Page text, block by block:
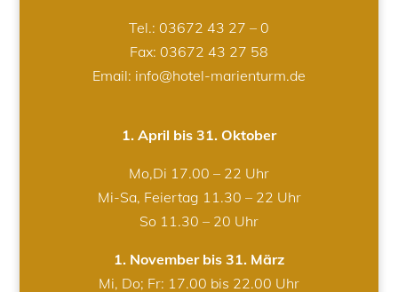
Tel.: 03672 43 27 – 0
Fax: 03672 43 27 58
Email: info@hotel-marienturm.de
1. April bis 31. Oktober
Mo,Di 17.00 – 22 Uhr
Mi-Sa, Feiertag 11.30 – 22 Uhr
So 11.30 – 20 Uhr
1. November bis 31. März
Mi, Do; Fr: 17.00 bis 22.00 Uhr